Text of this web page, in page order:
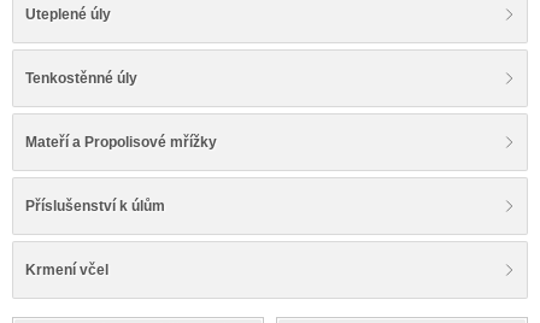
Uteplené úly
Tenkostěnné úly
Mateří a Propolisové mřížky
Příslušenství k úlům
Krmení včel